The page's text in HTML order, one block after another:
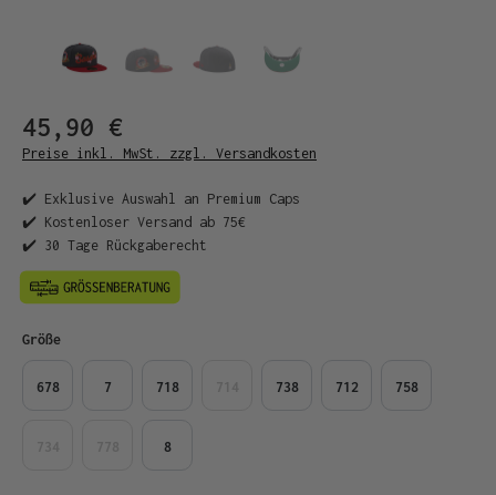
45,90 €
Preise inkl. MwSt. zzgl. Versandkosten
✔️ Exklusive Auswahl an Premium Caps
✔️ Kostenloser Versand ab 75€
✔️ 30 Tage Rückgaberecht
Größeauswählen
678 7 718 738 712 758
8